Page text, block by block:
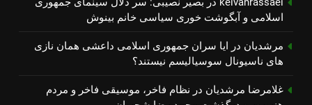
اسلامی و آبگوشت خوری سیاسی خانم بینوش
مرشدیان در ایا سران جمهوری اسلامی داعشی همان نازی
های ناسیونال سوسیالیسم نیستند؟
غلامرضا مرشدیان در نظام فاخر، موسیقی فاخر و مردم